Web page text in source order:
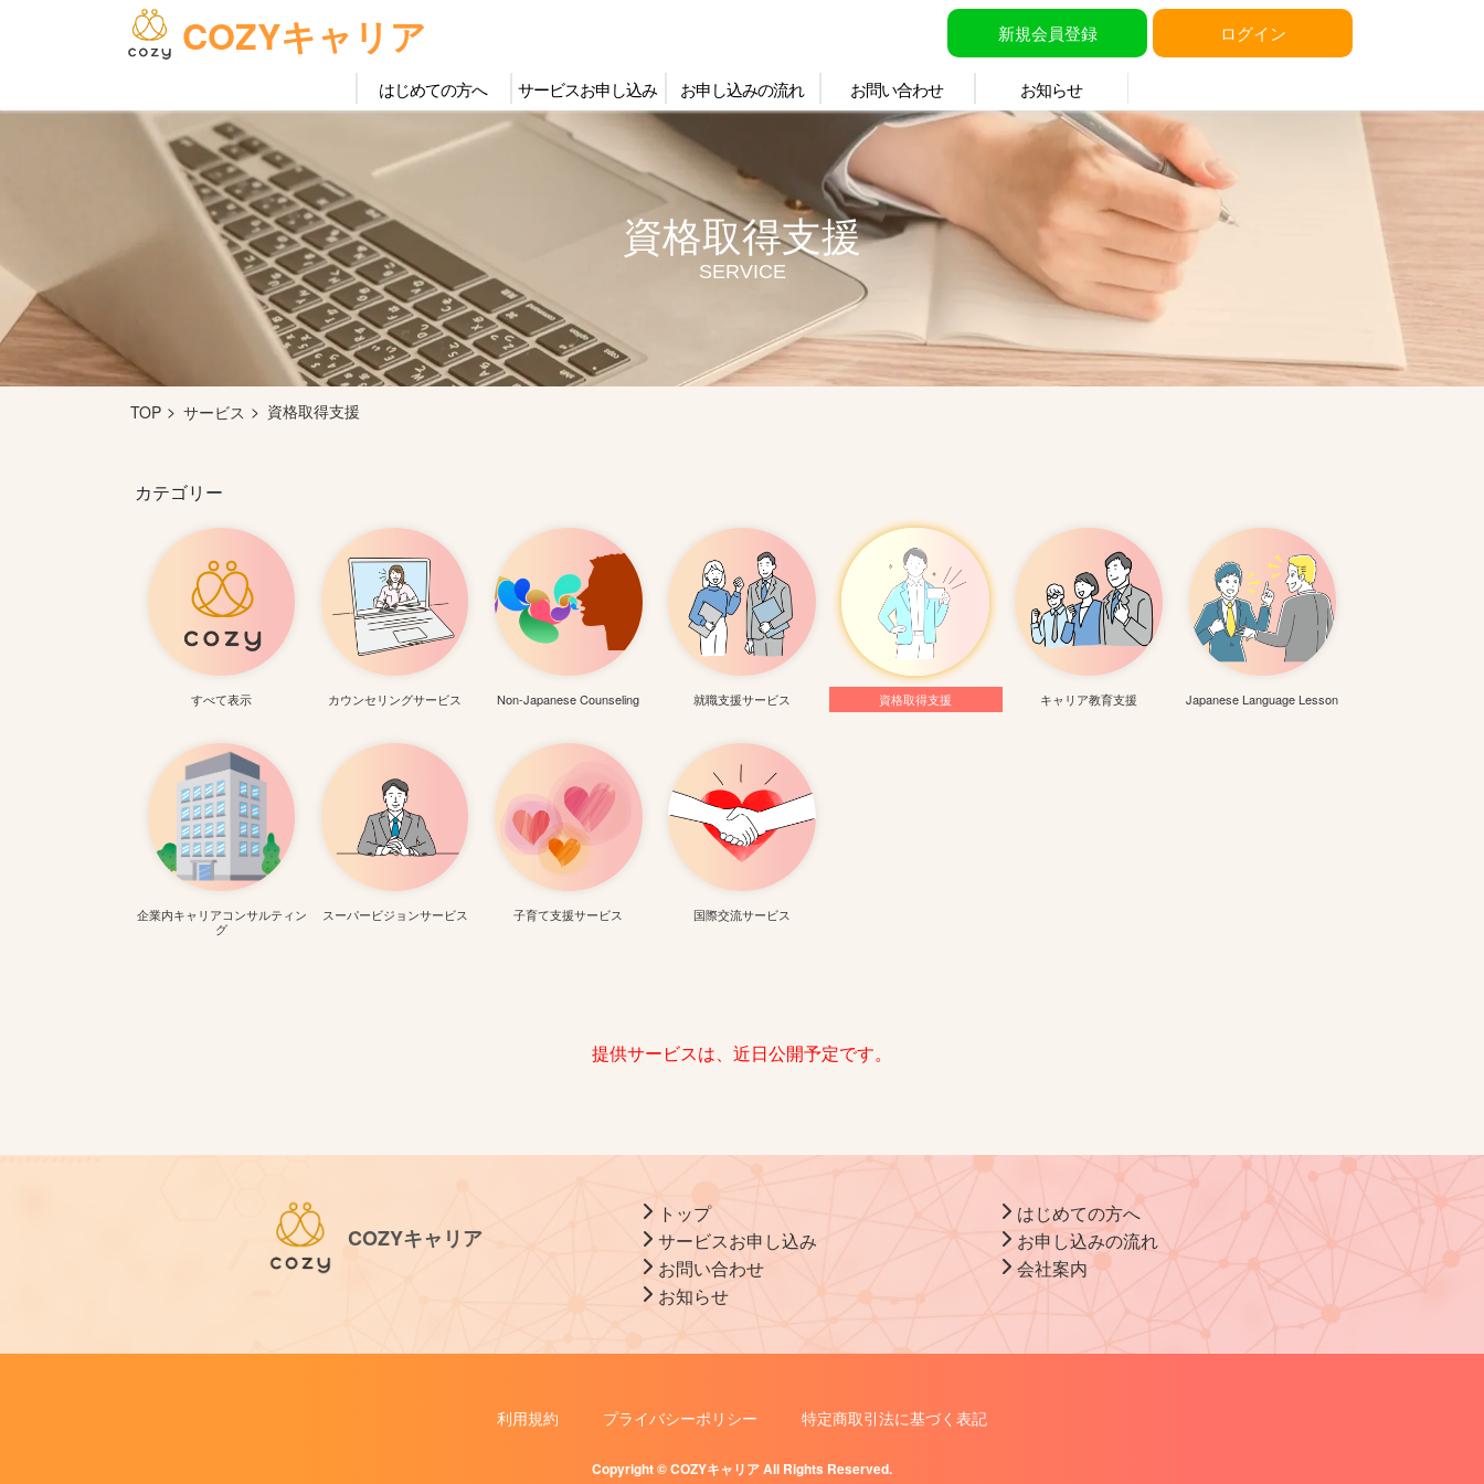
COZYキャリア 新規会員登録 ログイン
はじめての方へ サービスお申し込み お申し込みの流れ お問い合わせ お知らせ
資格取得支援
SERVICE
TOP サービス 資格取得支援
カテゴリー
すべて表示 カウンセリングサービス Non-Japanese Counseling 就職支援サービス 資格取得支援 キャリア教育支援 Japanese Language Lesson
企業内キャリアコンサルティン
グ
スーパービジョンサービス 子育て支援サービス 国際交流サービス
提供サービスは、近日公開予定です。
COZYキャリア
トップ
はじめての方へ
サービスお申し込み
お申し込みの流れ
お問い合わせ
会社案内
お知らせ
利用規約 プライバシーポリシー 特定商取引法に基づく表記
Copyright © COZYキャリア All Rights Reserved.